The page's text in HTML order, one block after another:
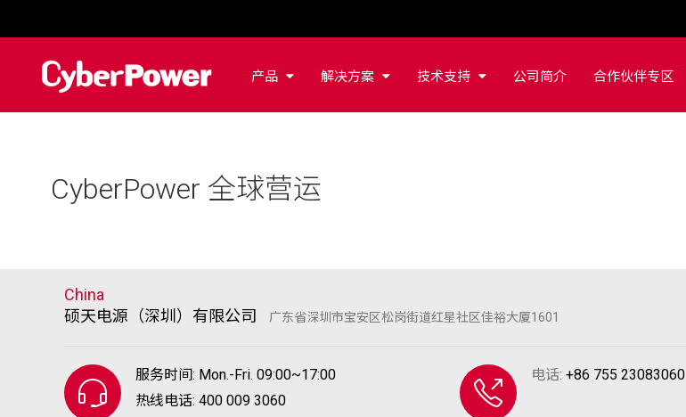
产品 解决方案 技术支持 公司简介 合作伙伴专区
CyberPower 全球营运
China
硕天电源（深圳）有限公司
广东省深圳市宝安区松岗街道红星社区佳裕大厦1601
服务时间: Mon.-Fri. 09:00~17:00
热线电话: 400 009 3060
电话: +86 755 23083060